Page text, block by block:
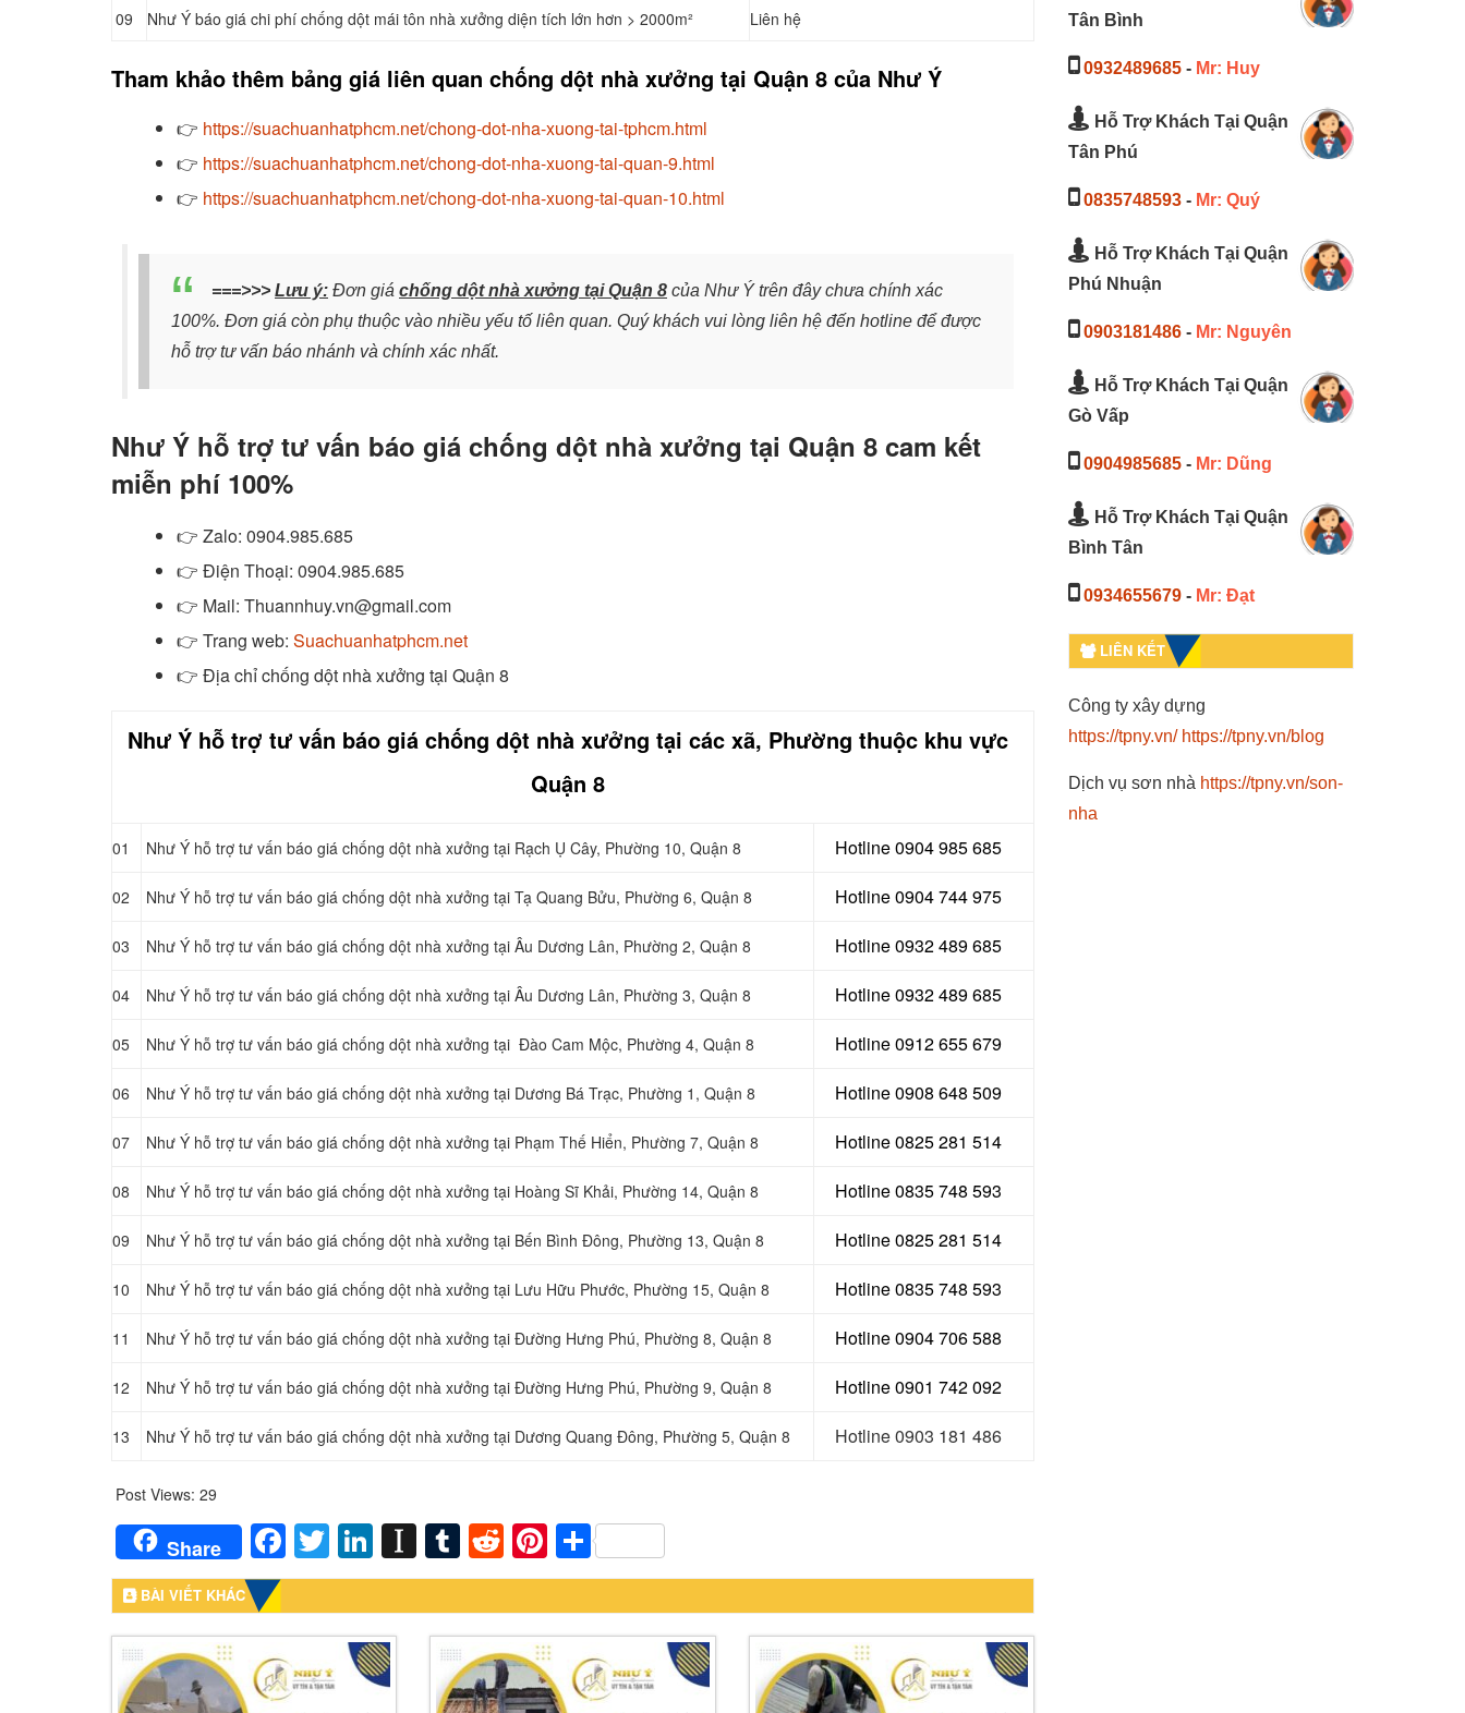
09 Như Ý báo giá chi phí chống dột mái tôn nhà xưởng diện tích lớn hơn > 2000m² Liên hệ
Tham khảo thêm bảng giá liên quan chống dột nhà xưởng tại Quận 8 của Như Ý
👉 https://suachuanhatphcm.net/chong-dot-nha-xuong-tai-tphcm.html
👉 https://suachuanhatphcm.net/chong-dot-nha-xuong-tai-quan-9.html
👉 https://suachuanhatphcm.net/chong-dot-nha-xuong-tai-quan-10.html
===>>> Lưu ý: Đơn giá chống dột nhà xưởng tại Quận 8 của Như Ý trên đây chưa chính xác
100%. Đơn giá còn phụ thuộc vào nhiều yếu tố liên quan. Quý khách vui lòng liên hệ đến hotline để được
hỗ trợ tư vấn báo nhánh và chính xác nhất.
Như Ý hỗ trợ tư vấn báo giá chống dột nhà xưởng tại Quận 8 cam kết
miễn phí 100%
👉 Zalo: 0904.985.685
👉 Điện Thoại: 0904.985.685
👉 Mail: Thuannhuy.vn@gmail.com
👉 Trang web: Suachuanhatphcm.net
👉 Địa chỉ chống dột nhà xưởng tại Quận 8
Như Ý hỗ trợ tư vấn báo giá chống dột nhà xưởng tại các xã, Phường thuộc khu vực
Quận 8
01 Như Ý hỗ trợ tư vấn báo giá chống dột nhà xưởng tại Rạch Ụ Cây, Phường 10, Quận 8 Hotline 0904 985 685
02 Như Ý hỗ trợ tư vấn báo giá chống dột nhà xưởng tại Tạ Quang Bửu, Phường 6, Quận 8 Hotline 0904 744 975
03 Như Ý hỗ trợ tư vấn báo giá chống dột nhà xưởng tại Âu Dương Lân, Phường 2, Quận 8 Hotline 0932 489 685
04 Như Ý hỗ trợ tư vấn báo giá chống dột nhà xưởng tại Âu Dương Lân, Phường 3, Quận 8 Hotline 0932 489 685
05 Như Ý hỗ trợ tư vấn báo giá chống dột nhà xưởng tại Đào Cam Mộc, Phường 4, Quận 8 Hotline 0912 655 679
06 Như Ý hỗ trợ tư vấn báo giá chống dột nhà xưởng tại Dương Bá Trạc, Phường 1, Quận 8 Hotline 0908 648 509
07 Như Ý hỗ trợ tư vấn báo giá chống dột nhà xưởng tại Phạm Thế Hiển, Phường 7, Quận 8 Hotline 0825 281 514
08 Như Ý hỗ trợ tư vấn báo giá chống dột nhà xưởng tại Hoàng Sĩ Khải, Phường 14, Quận 8 Hotline 0835 748 593
09 Như Ý hỗ trợ tư vấn báo giá chống dột nhà xưởng tại Bến Bình Đông, Phường 13, Quận 8 Hotline 0825 281 514
10 Như Ý hỗ trợ tư vấn báo giá chống dột nhà xưởng tại Lưu Hữu Phước, Phường 15, Quận 8 Hotline 0835 748 593
11 Như Ý hỗ trợ tư vấn báo giá chống dột nhà xưởng tại Đường Hưng Phú, Phường 8, Quận 8 Hotline 0904 706 588
12 Như Ý hỗ trợ tư vấn báo giá chống dột nhà xưởng tại Đường Hưng Phú, Phường 9, Quận 8 Hotline 0901 742 092
13 Như Ý hỗ trợ tư vấn báo giá chống dột nhà xưởng tại Dương Quang Đông, Phường 5, Quận 8 Hotline 0903 181 486
Post Views: 29
Share Facebook
TwitterLinkedIn
Instapaper
Tumblr
Reddit
Pinterest
Share
BÀI VIẾT KHÁC
Tân Bình
0932489685- Mr: Huy
Hỗ Trợ Khách Tại Quận
Tân Phú
0835748593- Mr: Quý
Hỗ Trợ Khách Tại Quận
Phú Nhuận
0903181486- Mr: Nguyên
Hỗ Trợ Khách Tại Quận
Gò Vấp
0904985685- Mr: Dũng
Hỗ Trợ Khách Tại Quận
Bình Tân
0934655679- Mr: Đạt
LIÊN KẾT
Công ty xây dựng
https://tpny.vn/ https://tpny.vn/blog
Dịch vụ sơn nhà https://tpny.vn/son-
nha